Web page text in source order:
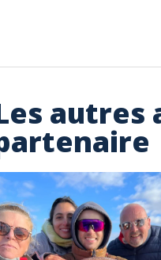
autres